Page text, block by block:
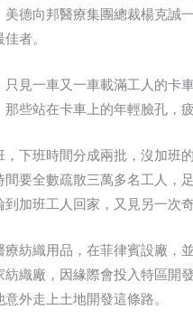
美德向邦醫療集團總裁楊克誠
者。
只見一車又一車載滿工人的卡
些站在卡車上的年輕臉孔，
，下班時間分成兩批，沒加班
間要全數疏散三萬多名工人，
加班工人回家，又見另一次奇
療紡織用品，在菲律賓設廠，
紡織廠，因緣際會投入特區開
外走上土地開發這條路。